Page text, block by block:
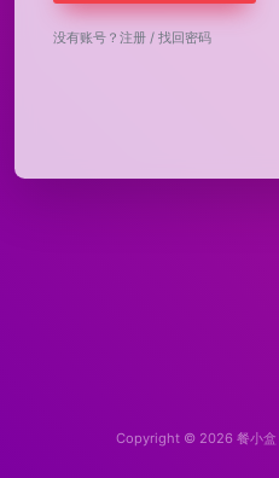
没有账号？ 注册 / 找回密码
Copyright © 2026 餐小盒